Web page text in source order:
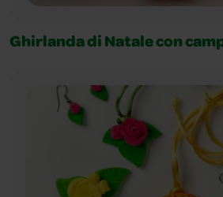
Ghirlanda di Natale con